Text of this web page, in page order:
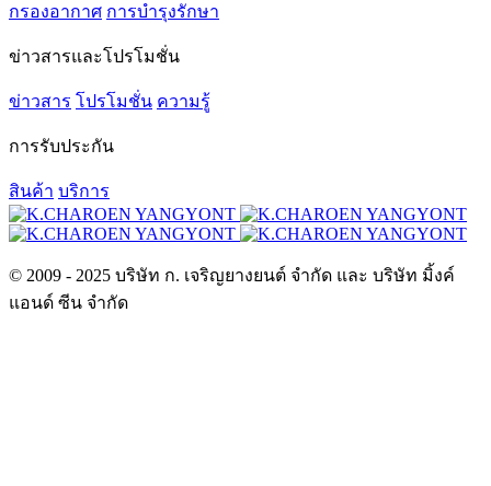
กรองอากาศ การบำรุงรักษา
ข่าวสารและโปรโมชั่น
ข่าวสาร โปรโมชั่น ความรู้
การรับประกัน
สินค้า บริการ
© 2009 - 2025 บริษัท ก. เจริญยางยนต์ จำกัด และ บริษัท มิ้งค์
แอนด์ ซีน จำกัด